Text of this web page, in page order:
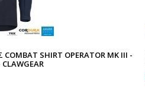
SHIRT OPERATOR MK III -